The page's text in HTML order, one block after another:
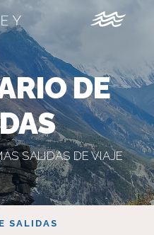
DE
SALIDAS DE VIAJE
SALIDAS